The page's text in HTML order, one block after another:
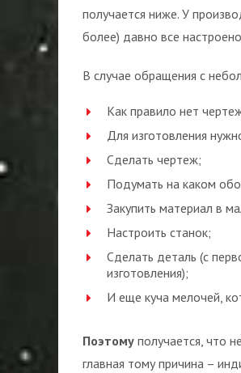
получается ниже. У
более) давно все
В случае обращения с
Как правило нет
Для изготовления
Сделать чертеж;
Подумать на каком
Закупить материал в
Настроить станок;
Сделать деталь (с
изготовления);
И еще куча мелочей,
Поэтому получается, что
главная тому причина –